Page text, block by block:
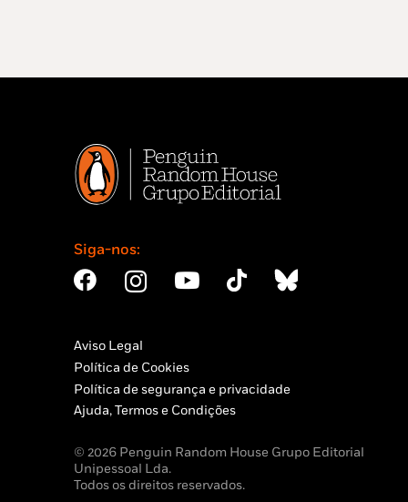
Siga-nos:
Aviso Legal
Política de Cookies
Política de segurança e privacidade
Ajuda, Termos e Condições
© 2026 Penguin Random House Grupo Editorial
Unipessoal Lda.
Todos os direitos reservados.